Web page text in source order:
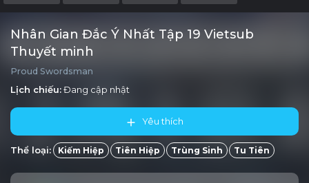
Nhân Gian Đắc Ý Nhất Tập 19 Vietsub
Thuyết minh
Proud Swordsman
Lịch chiếu:Đang cập nhật
Yêu thích
Thể loại: Kiếm Hiệp Tiên Hiệp Trùng Sinh Tu Tiên